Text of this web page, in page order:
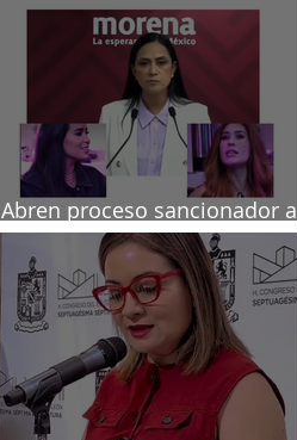
Abren proceso sancionador a
diputadas poblanas